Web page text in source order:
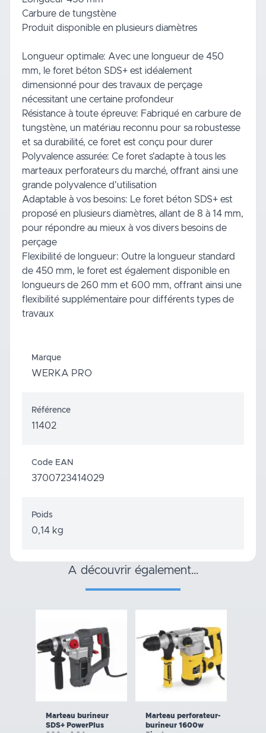
Carbure de tungstène
Produit disponible en plusieurs diamètres
Longueur optimale: Avec une longueur de 450
mm, le foret béton SDS+ est idéalement
dimensionné pour des travaux de perçage
nécessitant une certaine profondeur
Résistance à toute épreuve: Fabriqué en carbure de
tungstène, un matériau reconnu pour sa robustesse
et sa durabilité, ce foret est conçu pour durer
Polyvalence assurée: Ce foret s'adapte à tous les
marteaux perforateurs du marché, offrant ainsi une
grande polyvalence d'utilisation
Adaptable à vos besoins: Le foret béton SDS+ est
proposé en plusieurs diamètres, allant de 8 à 14 mm,
pour répondre au mieux à vos divers besoins de
perçage
Flexibilité de longueur: Outre la longueur standard
de 450 mm, le foret est également disponible en
longueurs de 260 mm et 600 mm, offrant ainsi une
flexibilité supplémentaire pour différents types de
travaux
Marque
WERKA PRO
Référence
11402
Code EAN
3700723414029
Poids
0,14 kg
a découvrir également…
Marteau burineur
SDS+ PowerPlus
Marteau perforateur-
burineur 1600w